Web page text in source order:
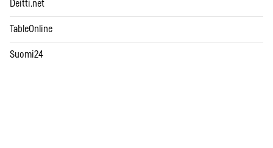
Deitti.net
TableOnline
Suomi24